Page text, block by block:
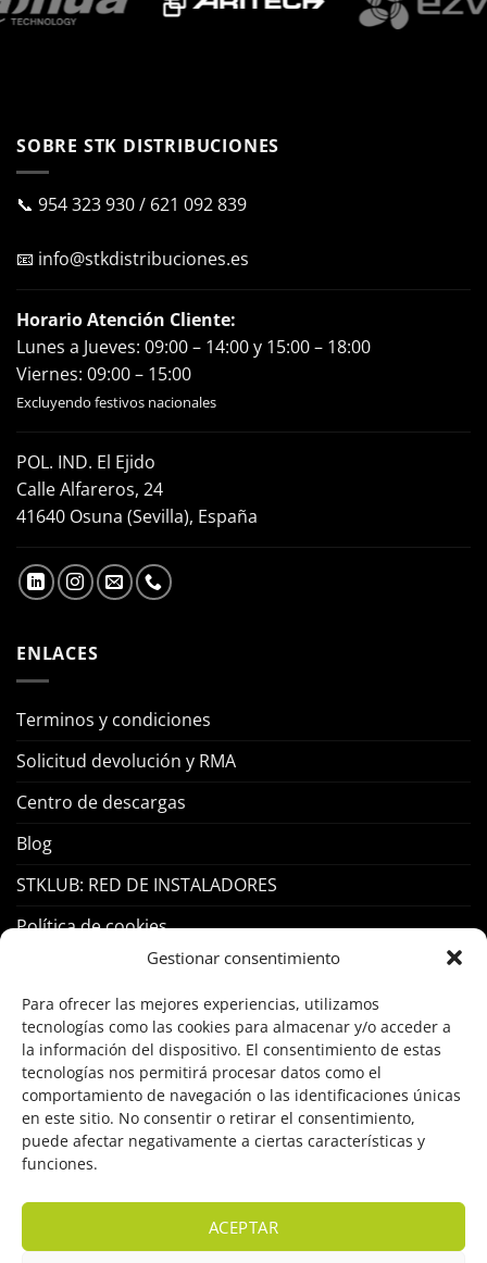
Gestionar consentimiento
Para ofrecer las mejores experiencias, utilizamos
tecnologías como las cookies para almacenar y/o acceder a
la información del dispositivo. El consentimiento de estas
tecnologías nos permitirá procesar datos como el
comportamiento de navegación o las identificaciones únicas
en este sitio. No consentir o retirar el consentimiento,
puede afectar negativamente a ciertas características y
funciones.
ACEPTAR
SOBRE STK DISTRIBUCIONES
📞 954 323 930/ 621 092 839
📧 info@stkdistribuciones.es
Horario Atención Cliente:
Lunes a Jueves: 09:00 – 14:00 y 15:00 – 18:00
Viernes: 09:00 – 15:00
Excluyendo festivos nacionales
POL. IND. El Ejido
Calle Alfareros, 24
41640 Osuna (Sevilla), España
ENLACES
Terminos y condiciones
Solicitud devolución y RMA
Centro de descargas
Blog
STKLUB: RED DE INSTALADORES
Política de cookies
Control Acceso
Hogar Inteligente
Incendio
Intrusión
OFERTAS